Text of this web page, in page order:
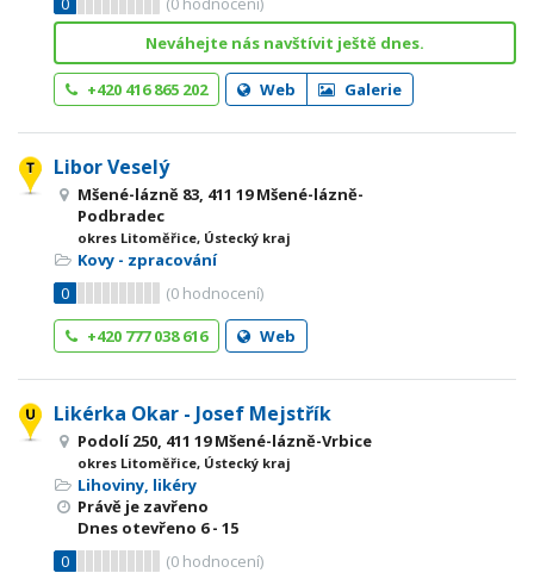
Neváhejte nás navštívit ještě dnes.
+420 416 865 202 Web Galerie
Libor Veselý
Mšené-lázně 83, 411 19 Mšené-lázně-
Podbradec
okres Litoměřice, Ústecký kraj
Kovy - zpracování
0
(0 hodnocení)
+420 777 038 616
Web
Likérka Okar - Josef Mejstřík
Podolí 250, 411 19 Mšené-lázně-Vrbice
okres Litoměřice, Ústecký kraj
Lihoviny, likéry
Právě je zavřeno
Dnes otevřeno 6 - 15
0
(0 hodnocení)